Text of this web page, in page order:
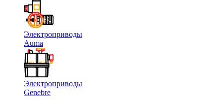
Электроприводы
Auma
Электроприводы
Genebre